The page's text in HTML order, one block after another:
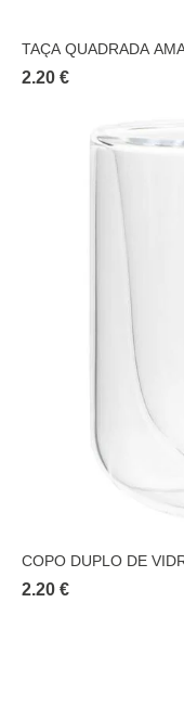
TAÇA QUADRADA
2.20 €
COPO DUPLO DE
2.20 €